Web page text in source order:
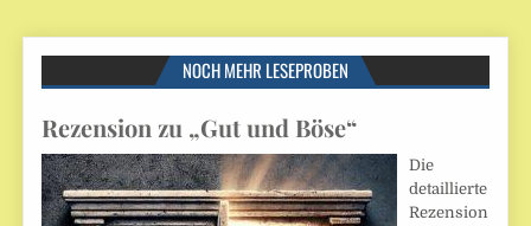
NOCH MEHR LESEPROBEN
Rezension zu „Gut und Böse“
Die
detaillierte
Rezension